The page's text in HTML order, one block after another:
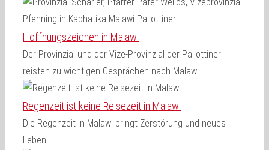
Hoffnungszeichen in Malawi
Der Provinzial und der Vize-Provinzial der Pallottiner
reisten zu wichtigen Gesprächen nach Malawi.
Regenzeit ist keine Reisezeit in Malawi
Die Regenzeit in Malawi bringt Zerstörung und neues
Leben.